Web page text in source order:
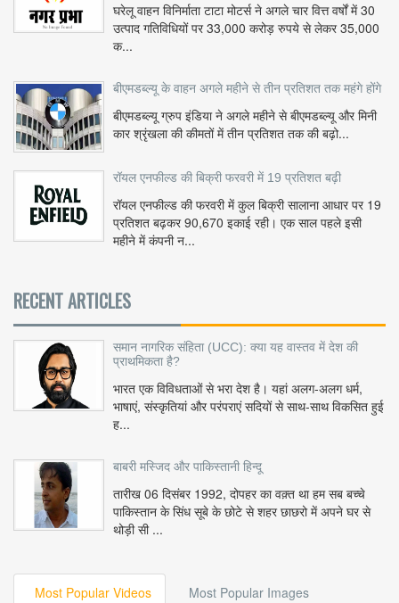
घरेलू वाहन विनिर्माता टाटा मोटर्स ने अगले चार वित्त वर्षों में 30
उत्पाद गतिविधियों पर 33,000 करोड़ रुपये से लेकर 35,000
क...
बीएमडब्ल्यू के वाहन अगले महीने से तीन प्रतिशत तक महंगे होंगे
बीएमडब्ल्यू ग्रुप इंडिया ने अगले महीने से बीएमडब्ल्यू और मिनी
कार श्रृंखला की कीमतों में तीन प्रतिशत तक की बढ़ो...
रॉयल एनफील्ड की बिक्री फरवरी में 19 प्रतिशत बढ़ी
रॉयल एनफील्ड की फरवरी में कुल बिक्री सालाना आधार पर 19
प्रतिशत बढ़कर 90,670 इकाई रही। एक साल पहले इसी
महीने में कंपनी न...
RECENT ARTICLES
समान नागरिक संहिता (UCC): क्या यह वास्तव में देश की
प्राथमिकता है?
भारत एक विविधताओं से भरा देश है। यहां अलग-अलग धर्म,
भाषाएं, संस्कृतियां और परंपराएं सदियों से साथ-साथ विकसित हुई
ह...
बाबरी मस्जिद और पाकिस्तानी हिन्दू
तारीख 06 दिसंबर 1992, दोपहर का वक़्त था हम सब बच्चे
पाकिस्तान के सिंध सूबे के छोटे से शहर छाछरो में अपने घर से
थोड़ी सी ...
Most Popular Videos Most Popular Images